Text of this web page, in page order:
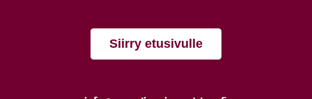
Siirry etusivulle